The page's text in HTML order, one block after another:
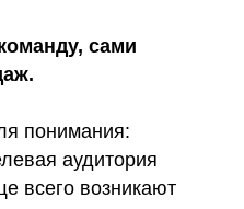
сами
понимания:
аудитория
всего возникают